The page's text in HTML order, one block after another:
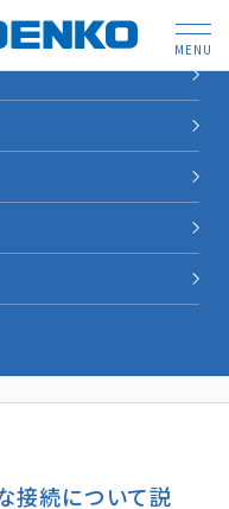
いて説明！（一般社団法
工マニュアル｣より転
界情報やソリューション
など因幡電工からの情
接続について説